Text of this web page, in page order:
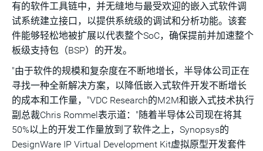
有的软件工具链中，并无缝地与最受欢迎的嵌入式软件调
试系统建立接口，以提供系统级的调试和分析功能。该套
件能够轻松地被扩展以代表整个SoC，确保提前并加速整个
板级支持包（BSP）的开发。
"由于软件的规模和复杂度在不断地增长，半导体公司正在
寻找一种全新解决方案，以降低嵌入式软件开发不断增长
的成本和工作量，"VDC Research的M2M和嵌入式技术执行
副总裁Chris Rommel表示道："随着半导体公司现在将其
50%以上的开发工作量放到了软件之上，Synopsys的
DesignWare IP Virtual Development Kit虚拟原型开发套件